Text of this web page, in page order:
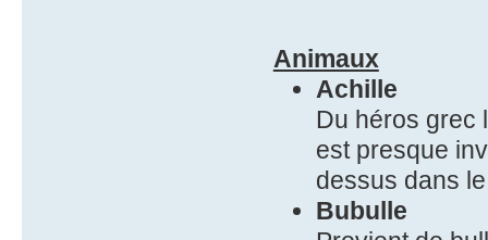
Animaux
Achille
Du héros grec
est presque
dessus dans
Bubulle